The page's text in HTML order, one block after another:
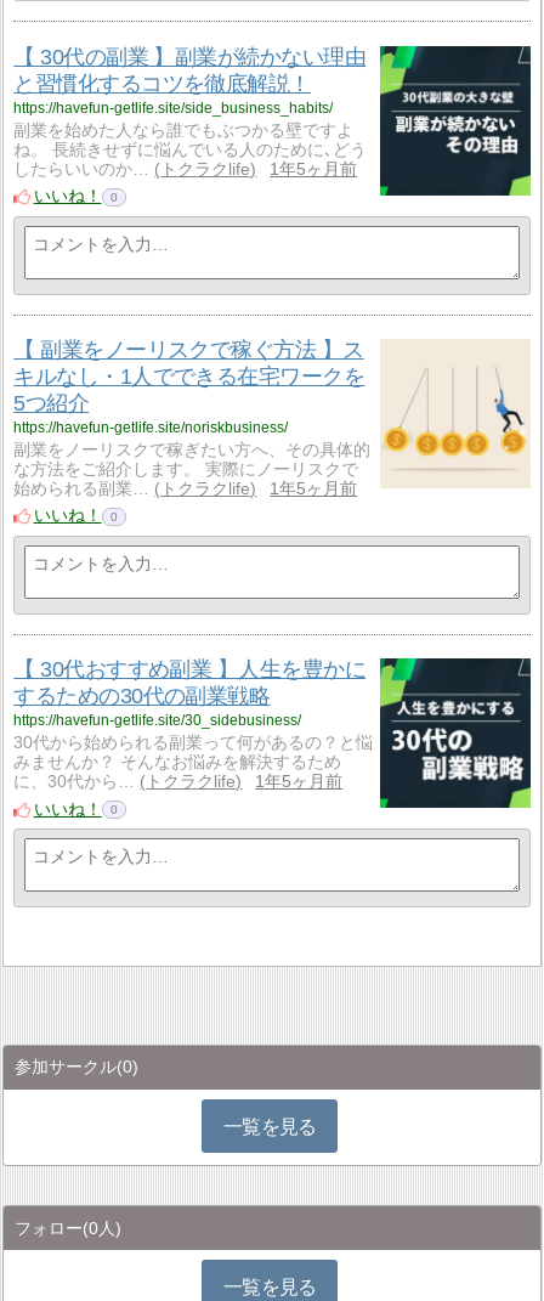
【 30代の副業 】副業が続かない理由
と習慣化するコツを徹底解説！
https://havefun-getlife.site/side_business_habits/
副業を始めた人なら誰でもぶつかる壁ですよ
ね。 長続きせずに悩んでいる人のために､どう
したらいいのか…
トクラクlife
1年5ヶ月前
いいね！
0
【 副業をノーリスクで稼ぐ方法 】ス
キルなし・1人でできる在宅ワークを
5つ紹介
https://havefun-getlife.site/noriskbusiness/
副業をノーリスクで稼ぎたい方へ、その具体的
な方法をご紹介します。 実際にノーリスクで
始められる副業…
トクラクlife
1年5ヶ月前
いいね！
0
【 30代おすすめ副業 】人生を豊かに
するための30代の副業戦略
https://havefun-getlife.site/30_sidebusiness/
30代から始められる副業って何があるの？と悩
みませんか？ そんなお悩みを解決するため
に、30代から…
トクラクlife
1年5ヶ月前
いいね！
0
参加サークル(0)
一覧を見る
フォロー(0人)
一覧を見る